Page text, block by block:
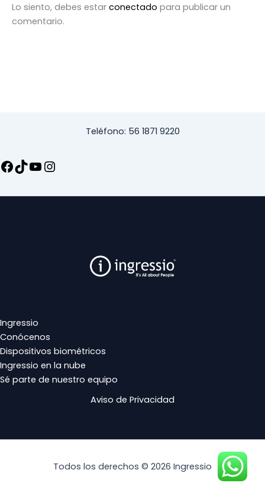
Lo siento, debes estar conectado para publicar un
comentario.
Teléfono: 56 1871 9220
Ingressio
Conócenos
Dispositivos biométricos
Ingressio en la nube
Sé parte de nuestro equipo
Aviso de Privacidad
Todos los derechos © 2026 Ingressio